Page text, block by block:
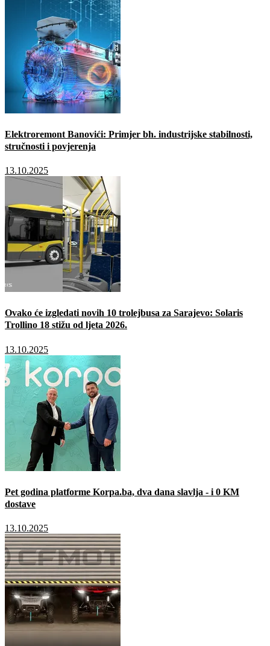
Elektroremont Banovići: Primjer bh. industrijske stabilnosti,
stručnosti i povjerenja
13.10.2025
Ovako će izgledati novih 10 trolejbusa za Sarajevo: Solaris
Trollino 18 stižu od ljeta 2026.
13.10.2025
Pet godina platforme Korpa.ba, dva dana slavlja - i 0 KM
dostave
13.10.2025